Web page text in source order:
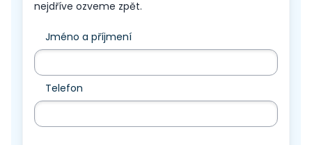
nejdříve ozveme zpět.
Jméno a příjmení
Telefon